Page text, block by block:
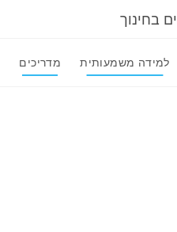
בחינוך
למידה משמעותית מדריכים